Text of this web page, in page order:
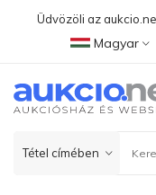
Üdvözöli az
Magyar